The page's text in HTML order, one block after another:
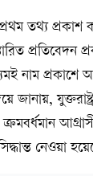
তথ্য প্রকাশ
প্রতিবেদন
নাম প্রকাশে
জানায়,
নেওয়া